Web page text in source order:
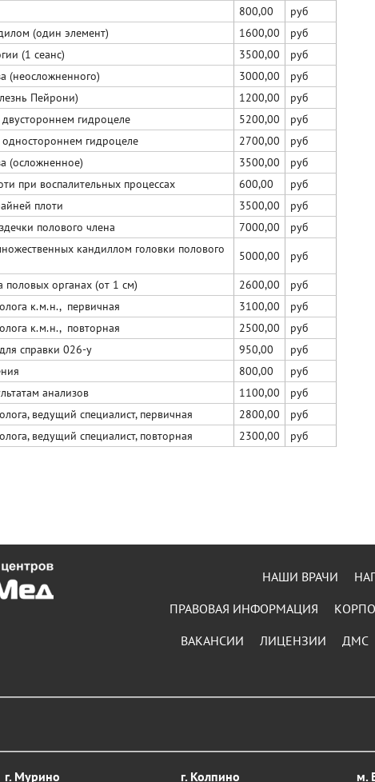
800,00
руб
(один элемент)
1600,00
руб
(1 сеанс)
3500,00
руб
(неосложненного)
3000,00
руб
Пейрони)
1200,00
руб
гидроцеле
5200,00
руб
гидроцеле
2700,00
руб
(осложненное)
3500,00
руб
при воспалительных процессах
600,00
руб
плоти
3500,00
руб
полового члена
7000,00
руб
кандиллом головки полового
5000,00
руб
органах (от 1 см)
2600,00
руб
к.м.н., первичная
3100,00
руб
к.м.н., повторная
2500,00
руб
справки 026-у
950,00
руб
800,00
руб
анализов
1100,00
руб
ведущий специалист, первичная
2800,00
руб
ведущий специалист, повторная
2300,00 руб
НАШИ ВРАЧИ
ПРАВОВАЯ ИНФОРМАЦИЯ
ДМС
ЛИЦЕНЗИИ
ВАКАНСИИ
г. Мурино г. Колпино м.